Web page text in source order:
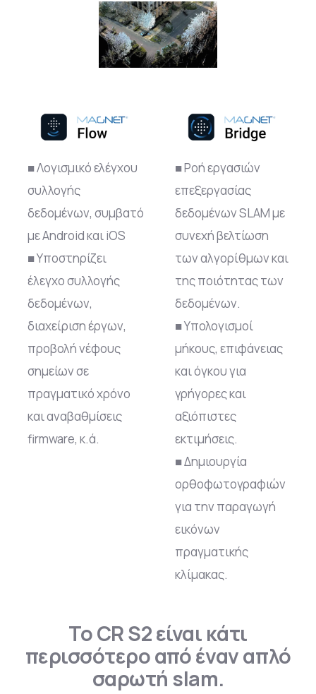
■ Λογισμικό ελέγχου
συλλογής
δεδομένων, συμβατό
με Android και iOS
■ Υποστηρίζει
έλεγχο συλλογής
δεδομένων,
διαχείριση έργων,
προβολή νέφους
σημείων σε
πραγματικό χρόνο
και αναβαθμίσεις
firmware, κ.ά.
■ Ροή εργασιών
επεξεργασίας
δεδομένων SLAM με
συνεχή βελτίωση
των αλγορίθμων και
της ποιότητας των
δεδομένων.
■ Υπολογισμοί
μήκους, επιφάνειας
και όγκου για
γρήγορες και
αξιόπιστες
εκτιμήσεις.
■ Δημιουργία
ορθοφωτογραφιών
για την παραγωγή
εικόνων
πραγματικής
κλίμακας.
Το CR S2 είναι κάτι
περισσότερο από έναν απλό
σαρωτή slam.